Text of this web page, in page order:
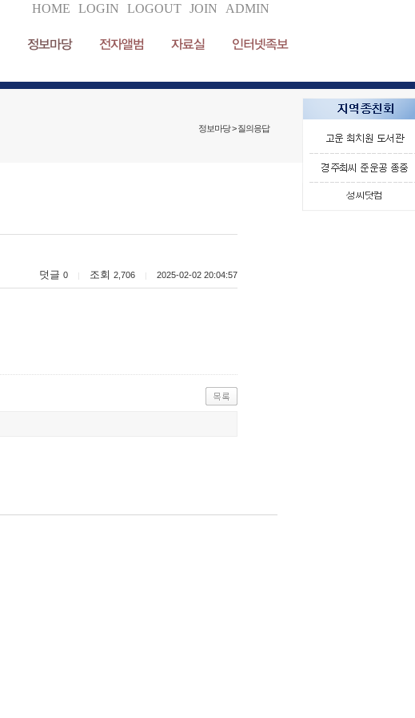
HOME LOGIN LOGOUT JOIN ADMIN
정보마당 전자앨범 자료실 인터넷족보
정보마당 > 질의응답
덧글 0 조회 2,706 2025-02-02 20:04:57